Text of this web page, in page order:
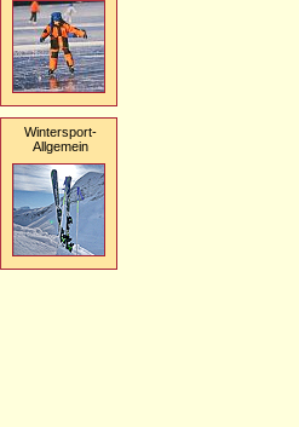
Wintersport-
Allgemein